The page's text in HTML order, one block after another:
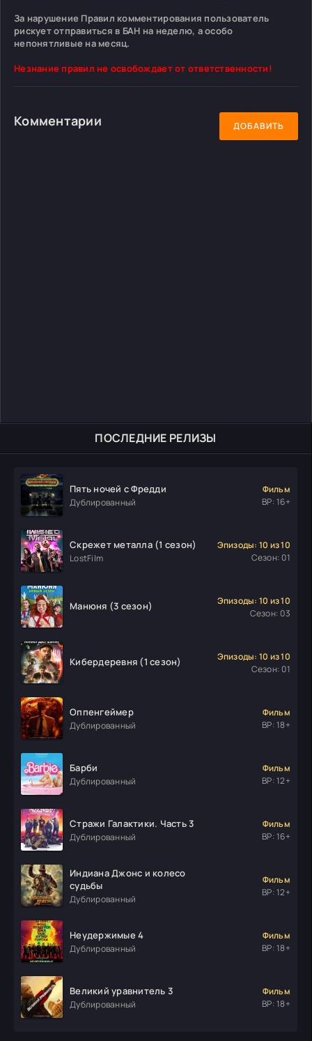
ПОСЛЕДНИЕ РЕЛИЗЫ
Пять ночей с Фредди
Дублированный
Фильм
ВР: 16+
Скрежет металла (1 сезон)
LostFilm
Эпизоды: 10 из 10
Сезон: 01
Манюня (3 сезон)
Эпизоды: 10 из 10
Сезон: 03
Кибердеревня (1 сезон)
Эпизоды: 10 из 10
Сезон: 01
Оппенгеймер
Дублированный
Фильм
ВР: 18+
Барби
Дублированный
Фильм
ВР: 12+
Стражи Галактики. Часть 3
Дублированный
Фильм
ВР: 16+
Индиана Джонс и колесо
судьбы
Дублированный
Фильм
ВР: 12+
Неудержимые 4
Дублированный
Фильм
ВР: 18+
Великий уравнитель 3
Дублированный
Фильм
ВР: 18+
За нарушение Правил комментирования пользователь
рискует отправиться в БАН на неделю, а особо
непонятливые на месяц.
Незнание правил не освобождает от ответственности!
Комментарии ДОБАВИТЬ